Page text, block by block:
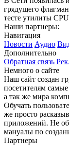
грядущего
тесте утилиты
Наши партнеры:
Навигация
Новости Аудио
Дополнительно
Обратная связь
Немного о сайте
Наш сайт создан
посетителям
а так же мира
Обучать
же просто
приложений. Не
мануалы по
Партнеры